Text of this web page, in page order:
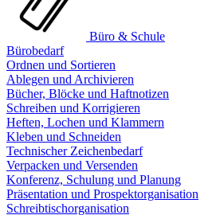
Büro & Schule
Bürobedarf
Ordnen und Sortieren
Ablegen und Archivieren
Bücher, Blöcke und Haftnotizen
Schreiben und Korrigieren
Heften, Lochen und Klammern
Kleben und Schneiden
Technischer Zeichenbedarf
Verpacken und Versenden
Konferenz, Schulung und Planung
Präsentation und Prospektorganisation
Schreibtischorganisation